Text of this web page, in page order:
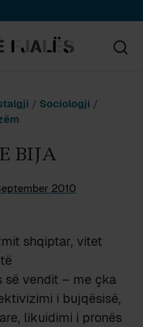
/ Sociologji /
BIJA
2010
shqiptar, vitet
së vendit – me çka
i bujqësisë,
likuidimi i pronës